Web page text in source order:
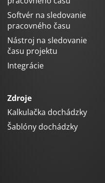
Softvér na sledovanie
pracovného času
Nástroj na sledovanie
času projektu
Integrácie
Zdroje
Kalkulačka dochádzky
Šablóny dochádzky